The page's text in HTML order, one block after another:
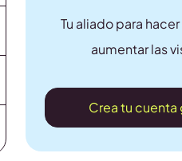
Tu aliado para
aumentar las
Crea tu cuenta